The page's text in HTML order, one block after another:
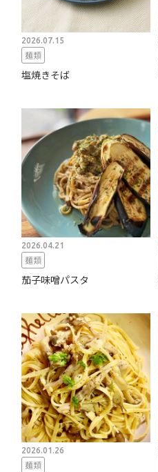
2026.07.15
麺類
塩焼きそば
2026.04.21
麺類
茄子味噌パスタ
2026.01.26
麺類